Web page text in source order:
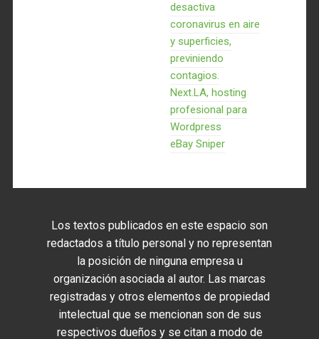
desactiva
coronavirus en aire
y superficies,
previniendo
contagios.
Next.LA, hosting
profesional para
Wordpress
eBay Sniper
Los textos publicados en este espacio son
redactados a título personal y no representan
la posición de ninguna empresa u
organización asociada al autor. Las marcas
registradas y otros elementos de propiedad
intelectual que se mencionan son de sus
respectivos dueños y se citan a modo de